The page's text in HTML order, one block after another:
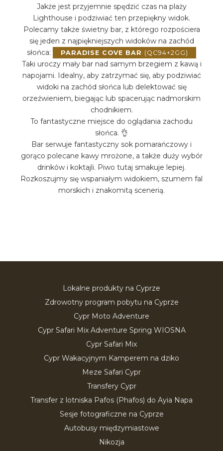
Jakże jest przyjemnie spędzić czas na plaży
Lighthouse i podziwiać ten przepiękny widok.
Polecamy także świetny bar, z którego rozpościera
się jeden z najpiękniejszych widoków na zachód
słońca:
PARADISE COVE BAR (QC94+2GG)
Taki uroczy mały bar nad samym brzegiem z kawą i
napojami. Idealny, aby zatrzymać się, aby podziwiać
widoki na zachód słońca lub delektować się
orzeźwieniem, biegając lub spacerując nadmorskim
chodnikiem.
To fantastyczne miejsce do oglądania zachodu
słońca. 👌
Bar serwuje fantastyczny sok pomarańczowy i
gorąco polecane kawy mrożone, a także duży wybór
drinków i koktajli. Piwo tutaj smakuje lepiej.
Rozkoszujmy się wspaniałym widokiem, szumem fal
morskich i znakomitą scenerią.
Lokalne produkty na Cyprze
Zdrowotny program pobytu na Cyprze
Cypr Moto Adventure
Cypr Safari Mix Adventure Spring WIOSNA
Cypr Safari Mix
Cypr Wakacyjnym Kamperem na dziko
Meze Safari Cypr
Transfery Cypr
Transfer z lotniska Pafos (Phafos) do Ayia Napa
Sesje fotograficzne na Cyprze
Autobusy międzymiastowe
Nikozja